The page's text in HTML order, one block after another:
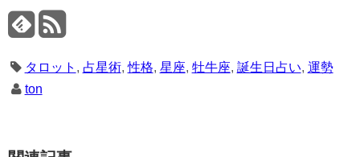
タロット , 占星術,性格, 星座, 牡牛座, 誕生日占い, 運勢
ton